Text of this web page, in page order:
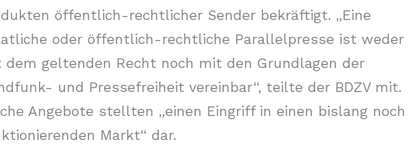
öffentlich-rechtlicher Sender bekräftigt. „Eine
oder öffentlich-rechtliche Parallelpresse ist weder
dem geltenden Recht noch mit den Grundlagen der
und Pressefreiheit vereinbar“, teilte der BDZV mit.
Angebote stellten „einen Eingriff in einen bislang noch
Markt“ dar.